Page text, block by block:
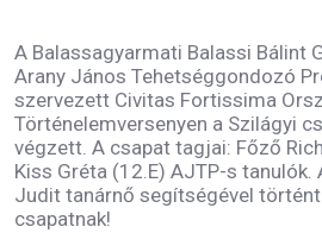
A Balassagyarmati Balassi Bálint
Arany János Tehetséggondozó
szervezett Civitas Fortissima
Történelemversenyen a Szilágyi
végzett. A csapat tagjai: Főző
Kiss Gréta (12.E) AJTP-s tanulók.
Judit tanárnő segítségével
csapatnak!